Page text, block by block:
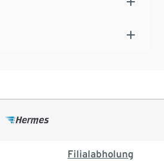
Filialabholung